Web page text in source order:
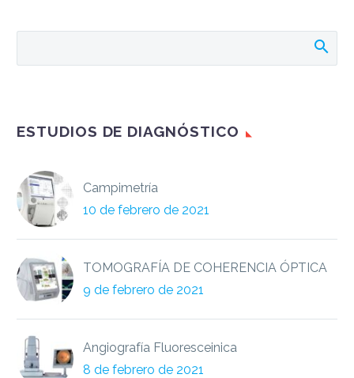
ESTUDIOS DE DIAGNÓSTICO
Campimetría
10 de febrero de 2021
TOMOGRAFÍA DE COHERENCIA ÓPTICA
9 de febrero de 2021
Angiografía Fluoresceinica
8 de febrero de 2021